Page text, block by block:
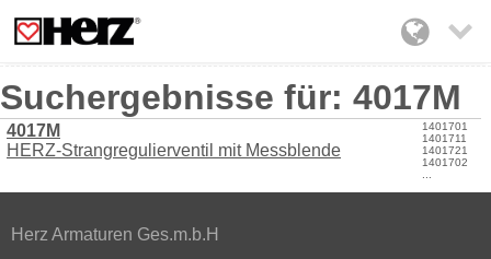

Suchergebnisse für: 4017M
4017M
HERZ-Strangregulierventil mit Messblende
1401701
1401711
1401721
1401702
Herz Armaturen Ges.m.b.H